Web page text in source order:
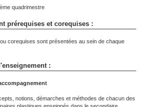
quadrimestre
prérequises et corequises :
corequises sont présentées au sein de chaque
:
notions, démarches et méthodes de chacun des